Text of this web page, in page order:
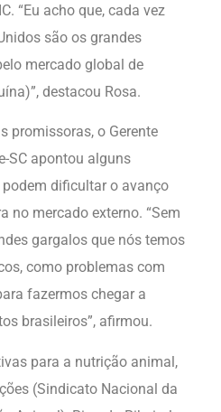
“Eu acho que, cada vez
são os grandes
mercado global de
destacou Rosa.
promissoras, o Gerente
SC apontou alguns
dificultar o avanço
no mercado externo. “Sem
gargalos que nós temos
como problemas com
fazermos chegar a
brasileiros”, afirmou.
para a nutrição animal,
(Sindicato Nacional da